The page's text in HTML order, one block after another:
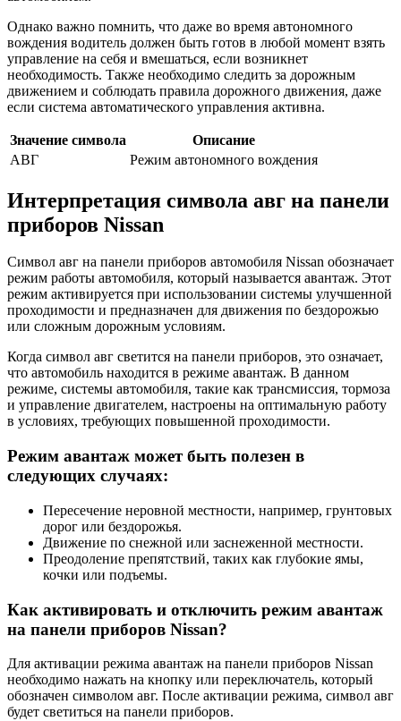
Однако важно помнить, что даже во время автономного
вождения водитель должен быть готов в любой момент взять
управление на себя и вмешаться, если возникнет
необходимость. Также необходимо следить за дорожным
движением и соблюдать правила дорожного движения, даже
если система автоматического управления активна.
Значение символа
Описание
АВГ
Режим автономного вождения
Интерпретация символа авг на панели
приборов Nissan
Символ авг на панели приборов автомобиля Nissan обозначает
режим работы автомобиля, который называется авантаж. Этот
режим активируется при использовании системы улучшенной
проходимости и предназначен для движения по бездорожью
или сложным дорожным условиям.
Когда символ авг светится на панели приборов, это означает,
что автомобиль находится в режиме авантаж. В данном
режиме, системы автомобиля, такие как трансмиссия, тормоза
и управление двигателем, настроены на оптимальную работу
в условиях, требующих повышенной проходимости.
Режим авантаж может быть полезен в
следующих случаях:
Пересечение неровной местности, например, грунтовых
дорог или бездорожья.
Движение по снежной или заснеженной местности.
Преодоление препятствий, таких как глубокие ямы,
кочки или подъемы.
Как активировать и отключить режим авантаж
на панели приборов Nissan?
Для активации режима авантаж на панели приборов Nissan
необходимо нажать на кнопку или переключатель, который
обозначен символом авг. После активации режима, символ авг
будет светиться на панели приборов.